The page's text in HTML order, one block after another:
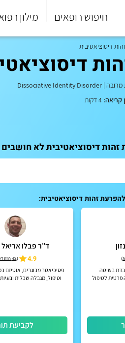
חיפוש רופאים מילון
סוף
התפריט
דיסוציאטיבית
מרובה |
Dissociative Identity Disorder
קריאה:
דיסוציאטיבית לא
זהות דיסוציאטיבית:
)
בשיטה
לטיפול
ד"ר פבלו אריאל
4.9
(42 חוות דעת
פסיכיאטר מבוגרים, אוטיזם
וטיפול, מגבלה שכלית
לקביעת